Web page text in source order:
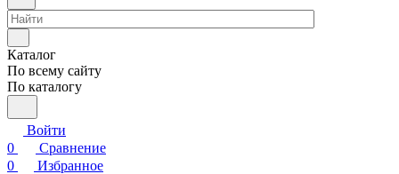
Каталог
По всему сайту
По каталогу
Войти
0
Сравнение
0
Избранное